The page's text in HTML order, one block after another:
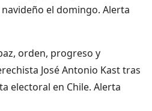
el domingo. Alerta
orden, progreso y
José Antonio Kast tras
electoral en Chile. Alerta